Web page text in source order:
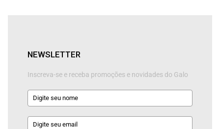
NEWSLETTER
Inscreva-se e receba promoções e novidades do Galo